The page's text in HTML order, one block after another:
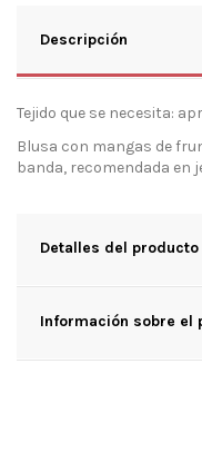
Descripción
Tejido que se necesita:
Blusa con mangas de
banda, recomendada en
Detalles del producto
Información sobre el